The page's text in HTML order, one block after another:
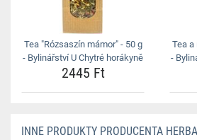
Tea "Rózsaszín mámor" - 50 g
- Bylinářství U Chytré horákyně
2445 Ft
Tea a
-
INNE PRODUKTY PRODUCENTA